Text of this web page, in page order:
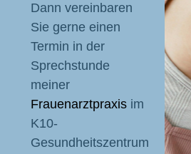
Dann vereinbaren
Sie gerne einen
Termin in der
Sprechstunde
meiner
Frauenarztpraxisim
K10-
Gesundheitszentrum